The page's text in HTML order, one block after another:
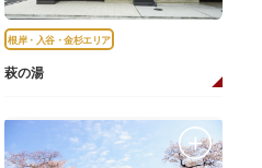
根岸・入谷・金杉エリア
萩の湯